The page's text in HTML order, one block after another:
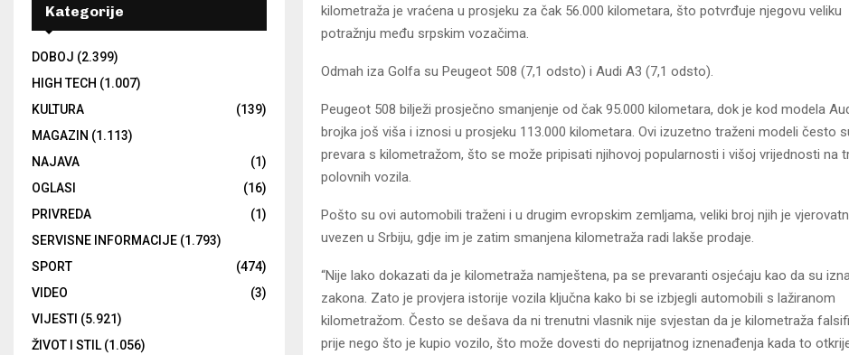
kilometraža je vraćena u prosjeku za čak 56.000 kilometara, što potvrđuje njegovu veliku
potražnju među srpskim vozačima.
Odmah iza Golfa su Peugeot 508 (7,1 odsto) i Audi A3 (7,1 odsto).
Peugeot 508 bilježi prosječno smanjenje od čak 95.000 kilometara, dok je kod modela
brojka još viša i iznosi u prosjeku 113.000 kilometara. Ovi izuzetno traženi modeli često
prevara s kilometražom, što se može pripisati njihovoj popularnosti i višoj vrijednosti na
polovnih vozila.
Pošto su ovi automobili traženi i u drugim evropskim zemljama, veliki broj njih je
uvezen u Srbiju, gdje im je zatim smanjena kilometraža radi lakše prodaje.
“Nije lako dokazati da je kilometraža namještena, pa se prevaranti osjećaju kao da su
zakona. Zato je provjera istorije vozila ključna kako bi se izbjegli automobili s lažiranom
kilometražom. Često se dešava da ni trenutni vlasnik nije svjestan da je kilometraža
prije nego što je kupio vozilo, što može dovesti do neprijatnog iznenađenja kada to
Kategorije
DOBOJ (2.399)
HIGH TECH (1.007)
KULTURA
(139)
MAGAZIN (1.113)
NAJAVA
(1)
OGLASI
(16)
PRIVREDA
(1)
SERVISNE INFORMACIJE (1.793)
SPORT
(474)
VIDEO
(3)
VIJESTI (5.921)
ŽIVOT I STIL(1.056)